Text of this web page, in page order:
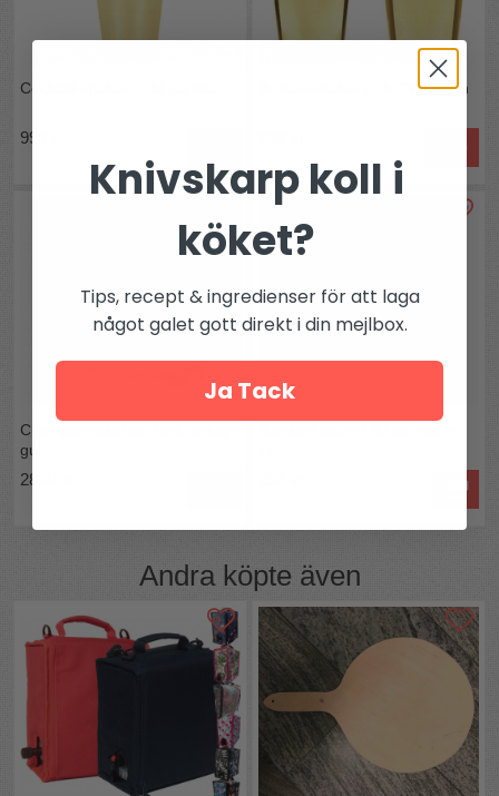
Cocktail-shaker guld parisian
999 kr
Boston-shaker guld Tin on Tin
Champagnekylare hink vintage
guld
2810 kr
Andra köpte även
Knivskarp koll i
köket?
Tips, recept & ingredienser för att laga
något galet gott direkt i din mejlbox.
Ja Tack